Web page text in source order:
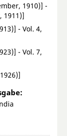
1910)] -
1911)]
- Vol. 4,
- Vol. 7,